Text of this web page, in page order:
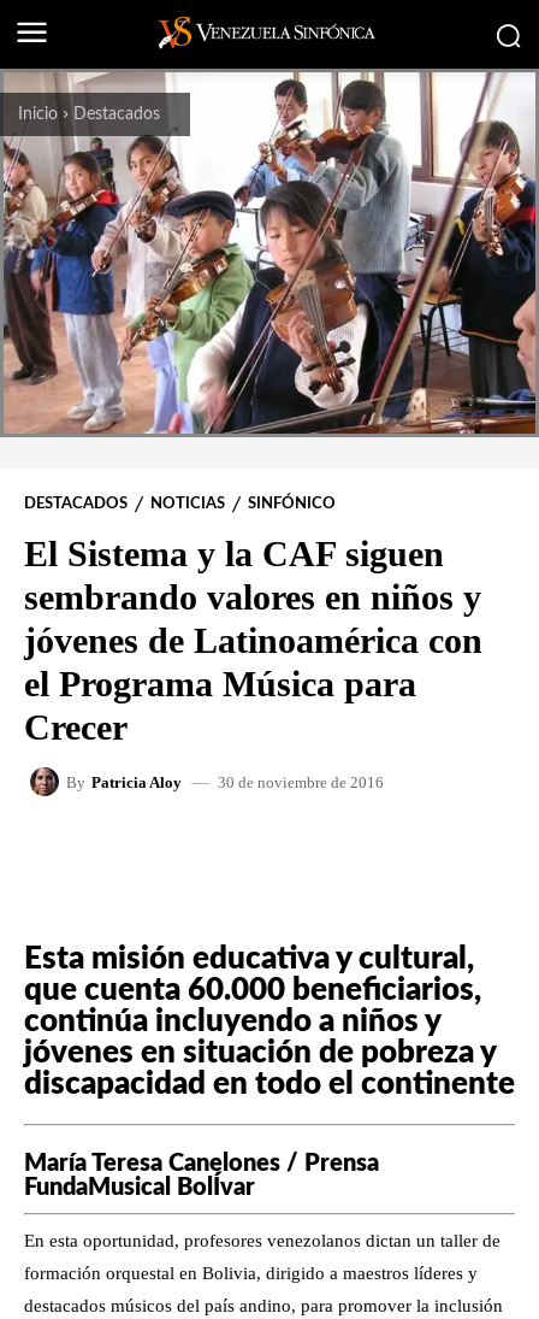
Inicio Destacados
DESTACADOS NOTICIAS SINFÓNICO
El Sistema y la CAF siguen
sembrando valores en niños y
jóvenes de Latinoamérica con
el Programa Música para
Crecer
By Patricia Aloy 30 de noviembre de 2016
Esta misión educativa y cultural,
que cuenta 60.000 beneficiarios,
continúa incluyendo a niños y
jóvenes en situación de pobreza y
discapacidad en todo el continente
María Teresa Canelones / Prensa
FundaMusical BolÍvar
En esta oportunidad, profesores venezolanos dictan un taller de
formación orquestal en Bolivia, dirigido a maestros líderes y
destacados músicos del país andino, para promover la inclusión